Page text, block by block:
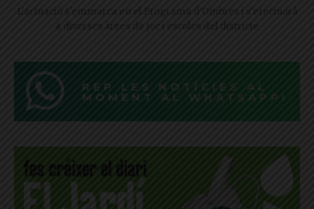
L'actuació s'emmarca en el Programa d'Ombres i s'efectuarà
a diverses àrees de joc i escoles del districte
REP LES NOTÍCIES AL
MOMENT AL WHATSAPP!